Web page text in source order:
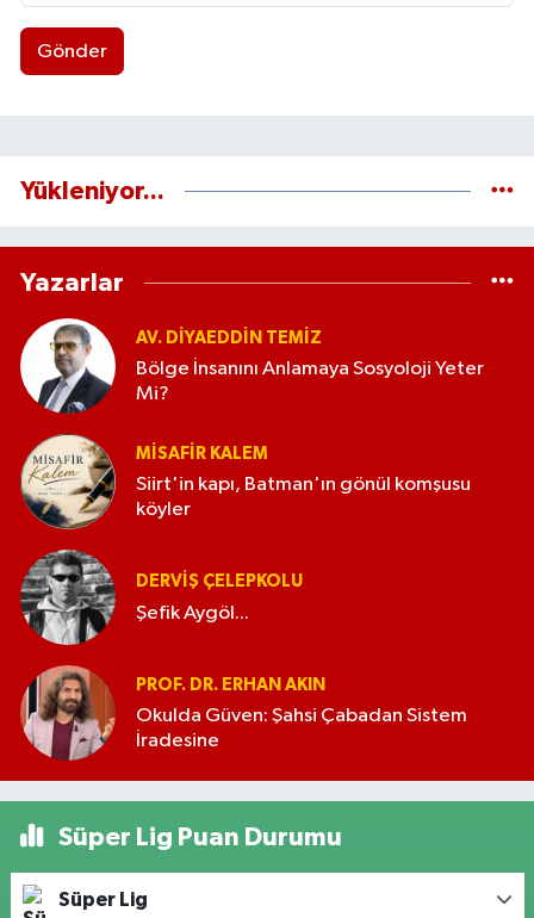
Gönder
Yükleniyor...
Yazarlar
AV. DIYAEDDIN TEMIZ
Bölge İnsanını Anlamaya Sosyoloji Yeter
Mi?
MISAFIR KALEM
Siirt'in kapı, Batman'ın gönül komşusu
köyler
DERVIŞ ÇELEPKOLU
Şefik Aygöl...
PROF. DR. ERHAN AKIN
Okulda Güven: Şahsi Çabadan Sistem
İradesine
Süper Lig Puan Durumu
Süper Lig